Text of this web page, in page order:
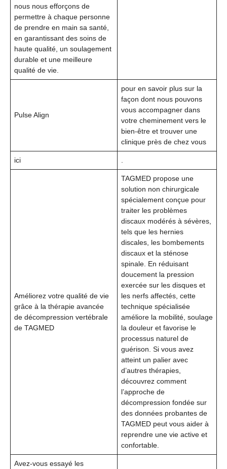
nous nous efforçons de
permettre à chaque personne
de prendre en main sa santé,
en garantissant des soins de
haute qualité, un soulagement
durable et une meilleure
qualité de vie.
Pulse Align
pour en savoir plus sur la
façon dont nous pouvons
vous accompagner dans
votre cheminement vers le
bien-être et trouver une
clinique près de chez vous
ici
Améliorez votre qualité de vie
grâce à la thérapie avancée
de décompression vertébrale
de TAGMED
TAGMED propose une
solution non chirurgicale
spécialement conçue pour
traiter les problèmes
discaux modérés à sévères,
tels que les hernies
discales, les bombements
discaux et la sténose
spinale. En réduisant
doucement la pression
exercée sur les disques et
les nerfs affectés, cette
technique spécialisée
améliore la mobilité, soulage
la douleur et favorise le
processus naturel de
guérison. Si vous avez
atteint un palier avec
d’autres thérapies,
découvrez comment
l’approche de
décompression fondée sur
des données probantes de
TAGMED peut vous aider à
reprendre une vie active et
confortable.
Avez-vous essayé les